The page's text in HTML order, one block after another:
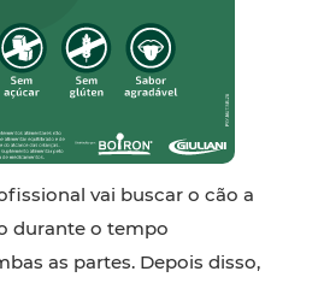
vai buscar o cão a
durante o tempo
as partes. Depois disso,